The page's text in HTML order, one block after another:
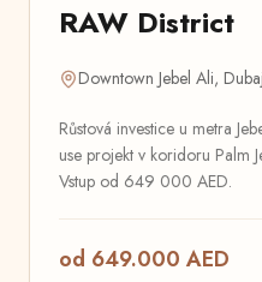
RAW District
Downtown Jebel Ali, Dubaj
Růstová investice u metra
use projekt v koridoru Palm
Vstup od 649 000 AED.
od 649.000 AED